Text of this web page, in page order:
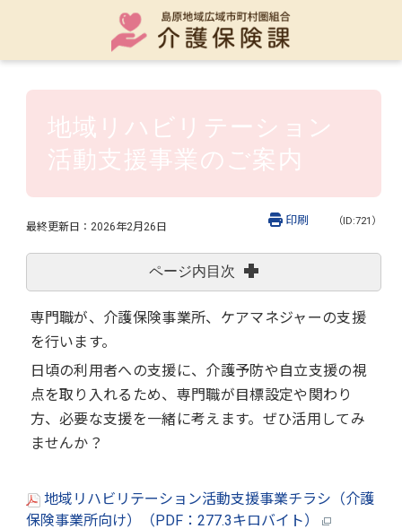
地域リハビリテーション
活動支援事業のご案内
最終更新日： 2026年2月26日 （ID:721）
印刷
ページ内目次
専門職が、介護保険事業所、ケアマネジャーの支援
を行います。
日頃の利用者への支援に、介護予防や自立支援の視
点を取り入れるため、専門職が目標設定や関わり
方、必要な支援を一緒に考えます。ぜひ活用してみ
ませんか？
地域リハビリテーション活動支援事業チラシ（介護
保険事業所向け）（PDF：277.3キロバイト）